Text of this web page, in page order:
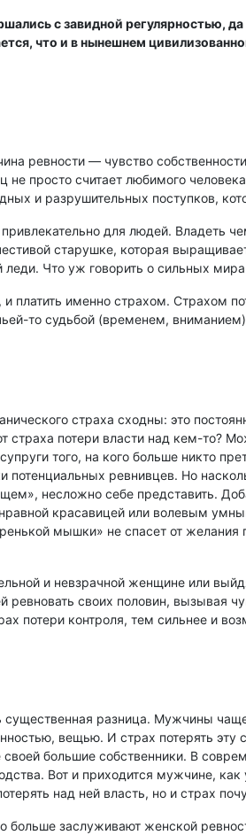
с завидной регулярностью,
что и в нынешнем
ревности — чувство
просто считает любимого
и разрушительных поступков,
для людей. Владеть
старушке, которая
леди. Что уж говорить о сильных
платить именно страхом. Страхом
то судьбой (временем,
страха сходны: это
страха потери власти над кем-то?
того, на кого больше никто
потенциальных ревнивцев. Но
несложно себе представить.
красавицей или волевым
мышки» не спасет от желания
и невзрачной женщине или
ревновать своих половин,
потери контроля, тем сильнее и
разница. Мужчины
вещью. И страх потерять эту
большие собственники. В
Вот и приходится мужчине,
над ней власть, но и страх
больше заслуживают женской